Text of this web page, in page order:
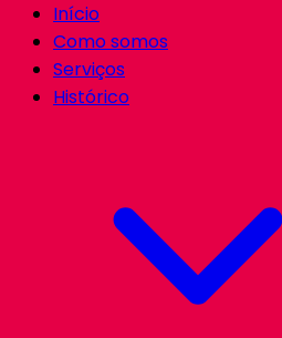
Início
Como somos
Serviços
Histórico